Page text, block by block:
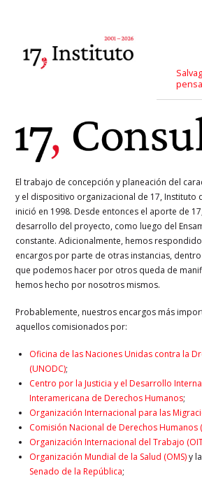
El trabajo de concepción y planeación del
y el dispositivo organizacional de 17, Instituto
inició en 1998. Desde entonces el aporte de
desarrollo del proyecto, como luego del
constante. Adicionalmente, hemos
encargos por parte de otras instancias,
que podemos hacer por otros queda de
hemos hecho por nosotros mismos.
Probablemente, nuestros encargos más
aquellos comisionados por:
Oficina de las Naciones Unidas contra la
(UNODC);
Centro por la Justicia y el Desarrollo
Interamericana de Derechos Humanos;
Organización Internacional para las
Comisión Nacional de Derechos Humanos
Organización Internacional del Trabajo
Organización Mundial de la Salud (OMS)y la
Senado de la República;